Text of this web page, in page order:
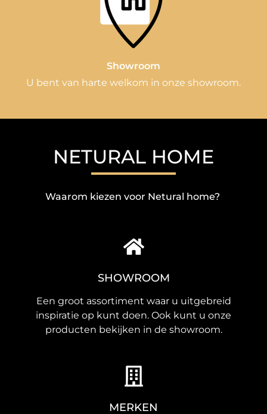
Showroom
U bent van harte welkom in onze showroom.
NETURAL HOME
Waarom kiezen voor Netural home?
SHOWROOM
Een groot assortiment waar u uitgebreid
inspiratie op kunt doen. Ook kunt u onze
producten bekijken in de showroom.
MERKEN